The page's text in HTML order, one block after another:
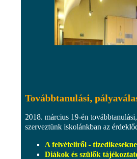
Továbbtanulási,
2018. március 19-én
szerveztünk iskolánkban az
A felvételiről -
Diákok és szülők